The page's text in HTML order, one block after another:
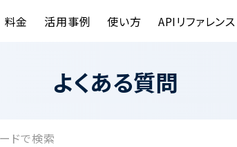
料金 活用事例 使い方 APIリファレンス
よくある質問